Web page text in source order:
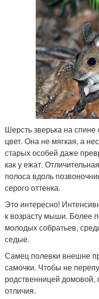
Шерсть зверька на
цвет. Она не мягкая, а
старых особей даже
как у ежат.
полоса вдоль
серого оттенка.
Это интересно!
к возрасту мыши. Более
молодых собратьев,
седые.
Самец полевки внешне
самочки. Чтобы не
родственницей домовой,
отличия.